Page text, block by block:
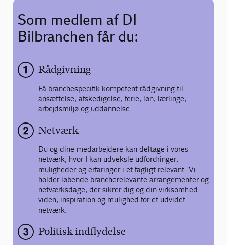
Som medlem af DI
Bilbranchen får du:
Rådgivning
Få branchespecifik kompetent rådgivning til
ansættelse, afskedigelse, ferie, løn, lærlinge,
arbejdsmiljø og uddannelse
Netværk
Du og dine medarbejdere kan deltage i vores
netværk, hvor I kan udveksle udfordringer,
muligheder og erfaringer i et fagligt relevant. Vi
holder løbende brancherelevante arrangementer og
netværksdage, der sikrer dig og din virksomhed
viden, inspiration og mulighed for et udvidet
netværk.
Politisk indflydelse